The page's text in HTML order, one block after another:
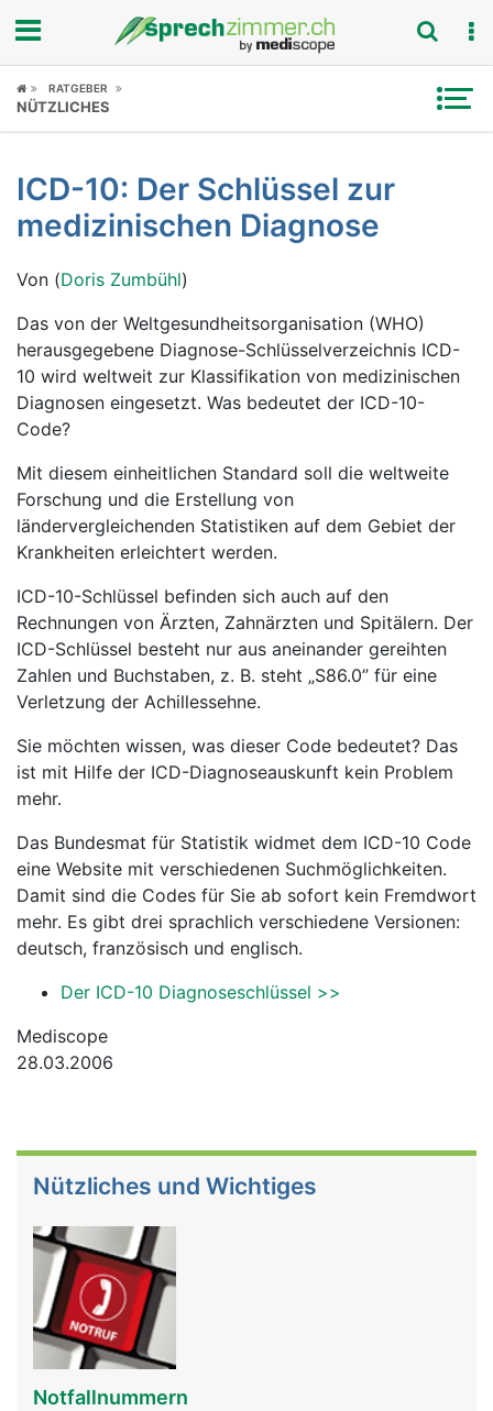
Fokus
Symptome
Ratgeber
Rubriken
RATGEBER
NÜTZLICHES
ICD-10: Der Schlüssel zur
medizinischen Diagnose
Von (Doris Zumbühl)
Das von der Weltgesundheitsorganisation (WHO)
herausgegebene Diagnose-Schlüsselverzeichnis ICD-
10 wird weltweit zur Klassifikation von medizinischen
Diagnosen eingesetzt. Was bedeutet der ICD-10-
Code?
Mit diesem einheitlichen Standard soll die weltweite
Forschung und die Erstellung von
ländervergleichenden Statistiken auf dem Gebiet der
Krankheiten erleichtert werden.
ICD-10-Schlüssel befinden sich auch auf den
Rechnungen von Ärzten, Zahnärzten und Spitälern. Der
ICD-Schlüssel besteht nur aus aneinander gereihten
Zahlen und Buchstaben, z. B. steht „S86.0” für eine
Verletzung der Achillessehne.
Sie möchten wissen, was dieser Code bedeutet? Das
ist mit Hilfe der ICD-Diagnoseauskunft kein Problem
mehr.
Das Bundesmat für Statistik widmet dem ICD-10 Code
eine Website mit verschiedenen Suchmöglichkeiten.
Damit sind die Codes für Sie ab sofort kein Fremdwort
mehr. Es gibt drei sprachlich verschiedene Versionen:
deutsch, französisch und englisch.
Der ICD-10 Diagnoseschlüssel >>
Mediscope
28.03.2006
Nützliches und Wichtiges
Notfallnummern